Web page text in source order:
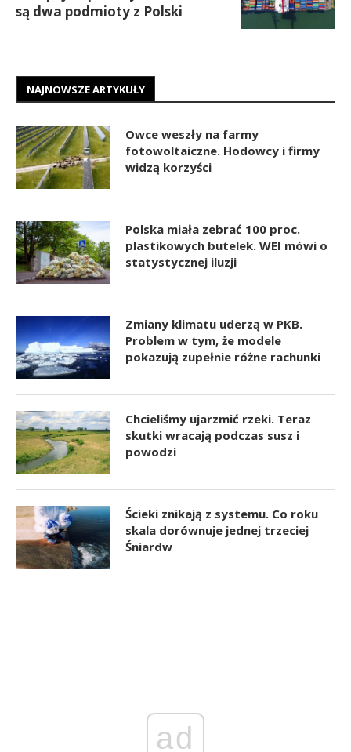
są dwa podmioty z Polski
NAJNOWSZE ARTYKUŁY
Owce weszły na farmy
fotowoltaiczne. Hodowcy i firmy
widzą korzyści
Polska miała zebrać 100 proc.
plastikowych butelek. WEI mówi o
statystycznej iluzji
Zmiany klimatu uderzą w PKB.
Problem w tym, że modele
pokazują zupełnie różne rachunki
Chcieliśmy ujarzmić rzeki. Teraz
skutki wracają podczas susz i
powodzi
Ścieki znikają z systemu. Co roku
skala dorównuje jednej trzeciej
Śniardw
ad